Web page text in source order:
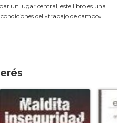
un lugar central, este libro es una
del «trabajo de campo».